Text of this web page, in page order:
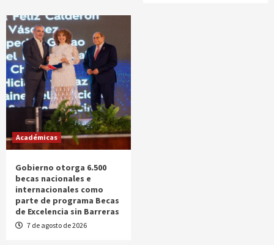
Académicas
Gobierno otorga 6.500
becas nacionales e
internacionales como
parte de programa Becas
de Excelencia sin Barreras
7 de agosto de 2026